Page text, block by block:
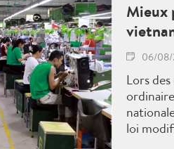
Mieux
06/
Lors
loi